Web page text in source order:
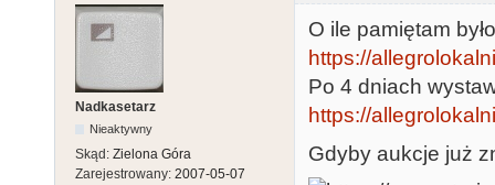
Nadkasetarz
Nieaktywny
Skąd: Zielona Góra
Zarejestrowany: 2007-05-07
O ile pamiętam
https://
Po 4 dniach
https://
Gdyby aukcje już